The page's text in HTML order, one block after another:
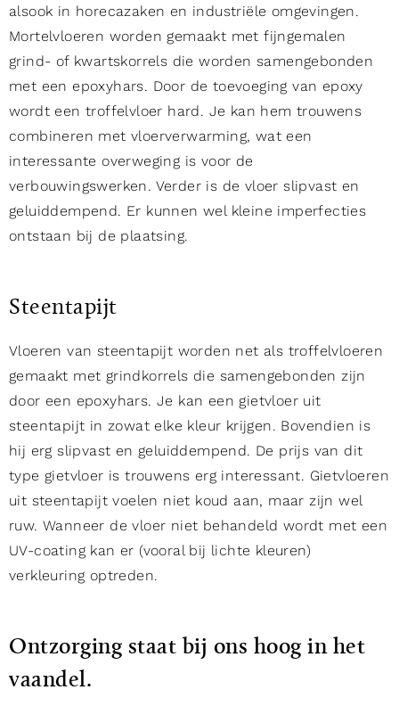
alsook in horecazaken en industriële omgevingen.
Mortelvloeren worden gemaakt met fijngemalen
grind- of kwartskorrels die worden samengebonden
met een epoxyhars. Door de toevoeging van epoxy
wordt een troffelvloer hard. Je kan hem trouwens
combineren met vloerverwarming, wat een
interessante overweging is voor de
verbouwingswerken. Verder is de vloer slipvast en
geluiddempend. Er kunnen wel kleine imperfecties
ontstaan bij de plaatsing.
Steentapijt
Vloeren van steentapijt worden net als troffelvloeren
gemaakt met grindkorrels die samengebonden zijn
door een epoxyhars. Je kan een gietvloer uit
steentapijt in zowat elke kleur krijgen. Bovendien is
hij erg slipvast en geluiddempend. De prijs van dit
type gietvloer is trouwens erg interessant. Gietvloeren
uit steentapijt voelen niet koud aan, maar zijn wel
ruw. Wanneer de vloer niet behandeld wordt met een
UV-coating kan er (vooral bij lichte kleuren)
verkleuring optreden.
Ontzorging staat bij ons hoog in het
vaandel.